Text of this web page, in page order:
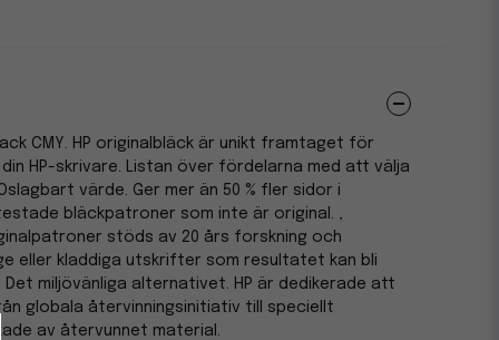
CMY. HP originalbläck är unikt framtaget för
HP-skrivare. Listan över fördelarna med att välja
värde. Ger mer än 50 % fler sidor i
bläckpatroner som inte är original. ,
stöds av 20 års forskning och
eller kladdiga utskrifter som resultatet kan bli
miljövänliga alternativet. HP är dedikerade att
globala återvinningsinitiativ till speciellt
av återvunnet material.